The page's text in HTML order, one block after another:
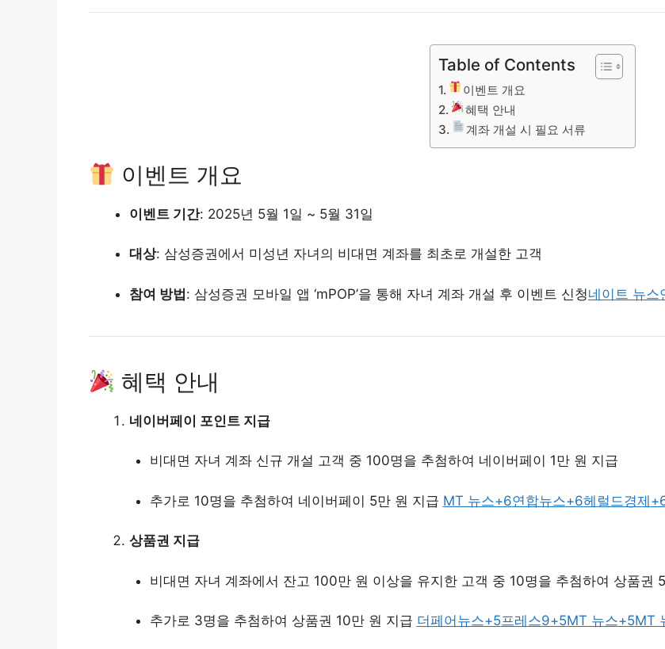
Table of Contents
이벤트 개요
혜택 안내
계좌 개설 시 필요 서류
이벤트 개요
이벤트 기간: 2025년 5월 1일 ~ 5월 31일
대상: 삼성증권에서 미성년 자녀의 비대면 계좌를 최초로 개설한 고객
참여 방법: 삼성증권 모바일 앱 ‘mPOP’을 통해 자녀 계좌 개설 후 이벤트 신청네이트 뉴스
혜택 안내
네이버페이 포인트 지급
비대면 자녀 계좌 신규 개설 고객 중 100명을 추첨하여 네이버페이 1만 원 지급
추가로 10명을 추첨하여 네이버페이 5만 원 지급 MT 뉴스+6연합뉴스+6헤럴드경제
상품권 지급
비대면 자녀 계좌에서 잔고 100만 원 이상을 유지한 고객 중 10명을 추첨하여 상품권
추가로 3명을 추첨하여 상품권 10만 원 지급 더페어뉴스+5프레스9+5MT 뉴스+5MT